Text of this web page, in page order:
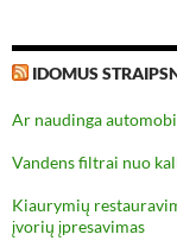
IDOMUS
Ar naudinga
Vandens filtrai nuo
Kiaurymių
įvorių įpresavimas